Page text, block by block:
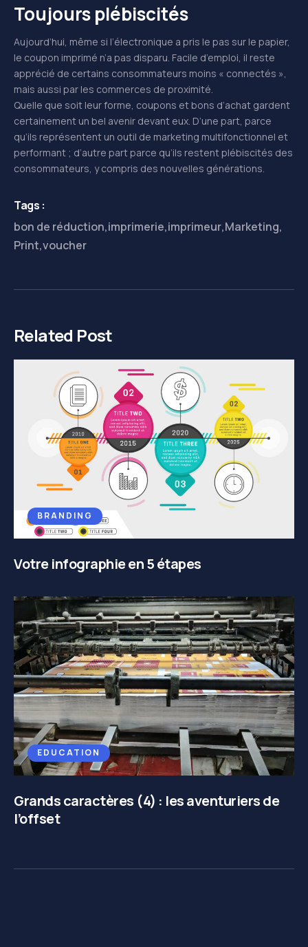
Toujours plébiscités
Aujourd’hui, même si l’électronique a pris le pas sur le papier,
le coupon imprimé n’a pas disparu. Facile d’emploi, il reste
apprécié de certains consommateurs moins « connectés »,
mais aussi par les commerces de proximité.
Quelle que soit leur forme, coupons et bons d’achat gardent
certainement un bel avenir devant eux. D’une part, parce
qu’ils représentent un outil de marketing multifonctionnel et
performant ; d’autre part parce qu’ils restent plébiscités des
consommateurs, y compris des nouvelles générations.
Tags :
bon de réduction,imprimerie,imprimeur,Marketing,
Print,voucher
Related Post
BRANDING
Votre infographie en 5 étapes
EDUCATION
Grands caractères (4) : les aventuriers de
l’offset